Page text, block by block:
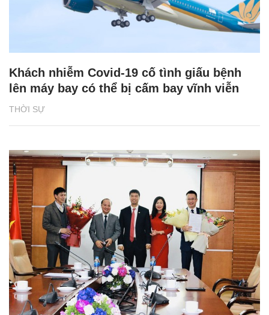
THỜI SỰ
Khách nhiễm Covid-19 cố tình giấu bệnh
lên máy bay có thể bị cấm bay vĩnh viễn